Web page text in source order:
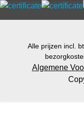
Alle prijzen incl.
Algemene